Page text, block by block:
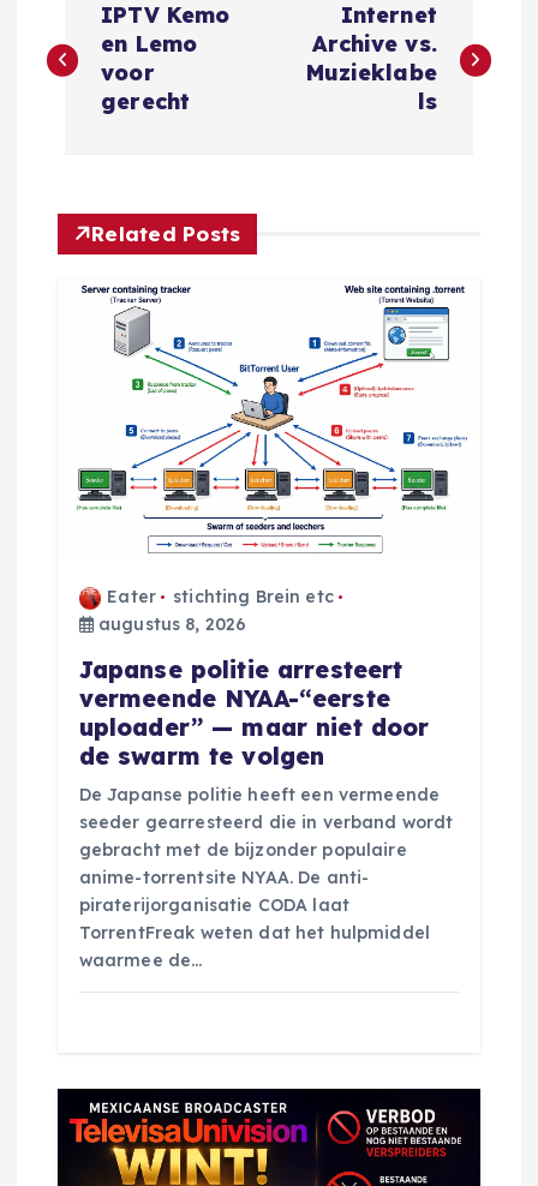
e
c
IPTV Kemo
en Lemo
voor
gerecht
Internet
Archive vs.
Muzieklabe
ls
Related Posts
Eater
stichting Brein etc
augustus 8, 2026
Japanse politie arresteert
vermeende NYAA-“eerste
uploader” — maar niet door
de swarm te volgen
De Japanse politie heeft een vermeende
seeder gearresteerd die in verband wordt
gebracht met de bijzonder populaire
anime-torrentsite NYAA. De anti-
piraterijorganisatie CODA laat
TorrentFreak weten dat het hulpmiddel
waarmee de…